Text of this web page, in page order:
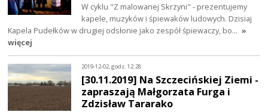
W cyklu "Z malowanej Skrzyni" - prezentujemy
kapele, muzyków i śpiewaków ludowych. Dzisiaj
Kapela Pudełków w drugiej odsłonie jako zespół śpiewaczy, bo… »
więcej
2019-12-02, godz. 12:28
[30.11.2019] Na Szczecińskiej Ziemi -
zapraszają Małgorzata Furga i
Zdzisław Tararako